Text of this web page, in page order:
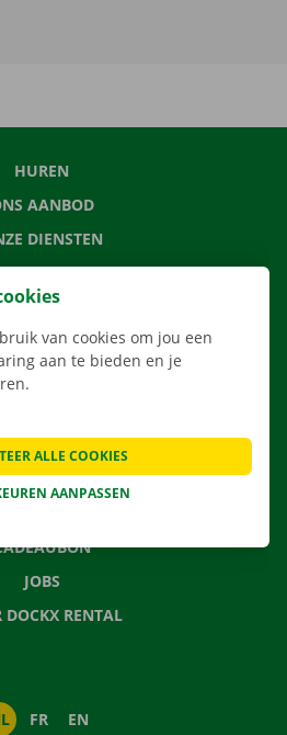
HUREN
AANBOD
DIENSTEN
LOCATIES
APP
ONS
VRAGEN
JOBS
DOCKX RENTAL
FR EN
van cookies om jou een
aan te bieden en je
AANPASSEN
ALLE COOKIES